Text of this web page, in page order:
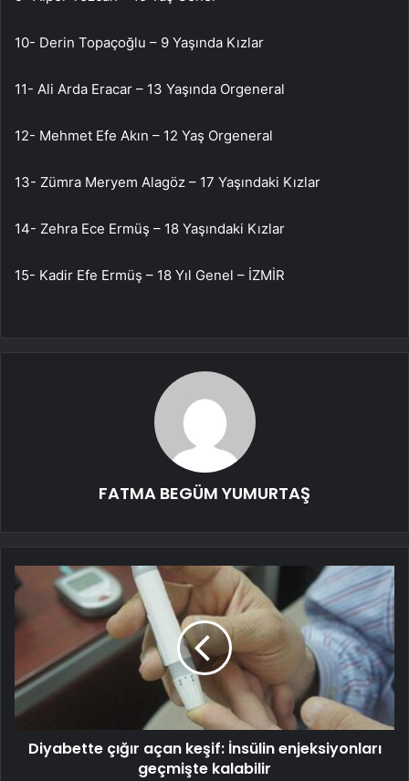
10- Derin Topaçoğlu – 9 Yaşında Kızlar
11- Ali Arda Eracar – 13 Yaşında Orgeneral
12- Mehmet Efe Akın – 12 Yaş Orgeneral
13- Zümra Meryem Alagöz – 17 Yaşındaki Kızlar
14- Zehra Ece Ermüş – 18 Yaşındaki Kızlar
15- Kadir Efe Ermüş – 18 Yıl Genel – İZMİR
FATMA BEGÜM YUMURTAŞ
Diyabette çığır açan keşif: İnsülin enjeksiyonları
geçmişte kalabilir